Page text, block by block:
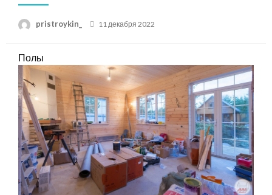
pristroykin_
Posted
11 декабря 2022
Полы